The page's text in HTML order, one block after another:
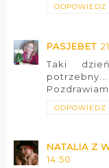
ODPOWIEDZ
PASJEBET
Taki
Pozdrawiam
ODPOWIEDZ
NATALIA Z
14:50